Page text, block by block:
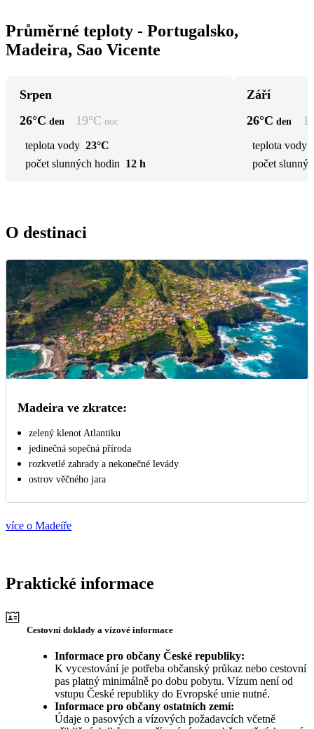
Průměrné teploty - Portugalsko,
Madeira, Sao Vicente
Srpen
26°C den 19°C noc
teplota vody 23°C
počet slunných hodin 12 h
Září
26°C den
teplota vody
počet
O destinaci
Madeira ve zkratce:
zelený klenot Atlantiku
jedinečná sopečná příroda
rozkvetlé zahrady a nekonečné levády
ostrov věčného jara
více o Madeiře
Praktické informace
Cestovní doklady a vízové informace
Informace pro občany České republiky:
K vycestování je potřeba občanský průkaz nebo cestovní
pas platný minimálně po dobu pobytu. Vízum není od
vstupu České republiky do Evropské unie nutné.
Informace pro občany ostatních zemí:
Údaje o pasových a vízových požadavcích včetně